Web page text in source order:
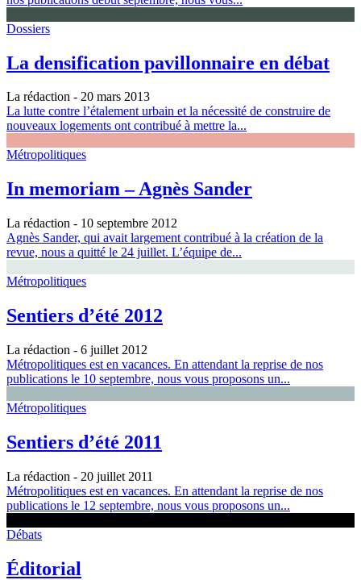
Dossiers
La densification pavillonnaire en débat
La rédaction - 20 mars 2013
La lutte contre l’étalement urbain et la nécessité de construire de
nouveaux logements ont contribué à mettre la...
Métropolitiques
In memoriam – Agnès Sander
La rédaction - 10 septembre 2012
Agnès Sander, qui avait largement contribué à la création de la
revue, nous a quitté le 24 juillet. L’équipe de...
Métropolitiques
Sentiers d’été 2012
La rédaction - 6 juillet 2012
Métropolitiques est en vacances. En attendant la reprise de nos
publications le 10 septembre, nous vous proposons un...
Métropolitiques
Sentiers d’été 2011
La rédaction - 20 juillet 2011
Métropolitiques est en vacances. En attendant la reprise de nos
publications le 12 septembre, nous vous proposons un...
Débats
Éditorial